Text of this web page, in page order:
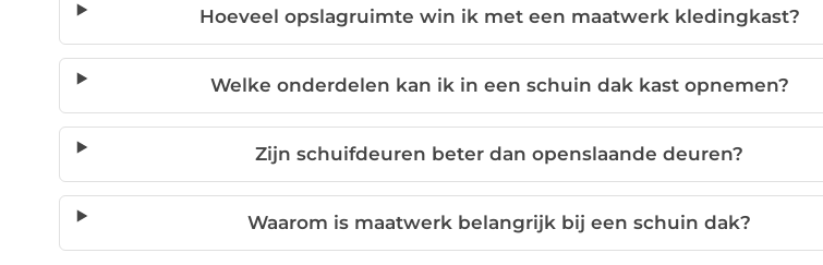
Hoeveel opslagruimte win ik met een maatwerk kledingkast?
Welke onderdelen kan ik in een schuin dak kast opnemen?
Zijn schuifdeuren beter dan openslaande deuren?
Waarom is maatwerk belangrijk bij een schuin dak?